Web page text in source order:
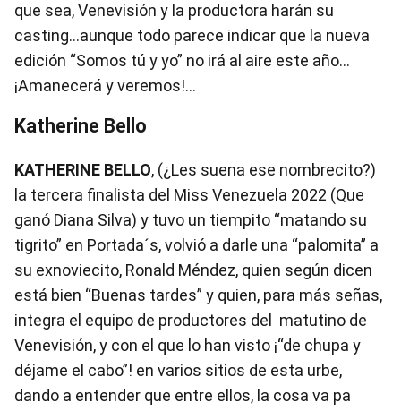
que sea, Venevisión y la productora harán su
casting…aunque todo parece indicar que la nueva
edición “Somos tú y yo” no irá al aire este año…
¡Amanecerá y veremos!...
Katherine Bello
KATHERINE BELLO, (¿Les suena ese nombrecito?)
la tercera finalista del Miss Venezuela 2022 (Que
ganó Diana Silva) y tuvo un tiempito “matando su
tigrito” en Portada´s, volvió a darle una “palomita” a
su exnoviecito, Ronald Méndez, quien según dicen
está bien “Buenas tardes” y quien, para más señas,
integra el equipo de productores del matutino de
Venevisión, y con el que lo han visto ¡“de chupa y
déjame el cabo”! en varios sitios de esta urbe,
dando a entender que entre ellos, la cosa va pa